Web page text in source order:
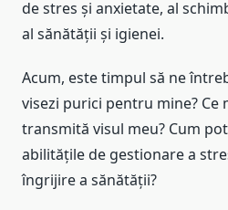
de stres și anxietate, al
al sănătății și igienei.
Acum, este timpul să ne
visezi purici pentru mine? Ce
transmită visul meu? Cum
abilitățile de gestionare a
îngrijire a sănătății?